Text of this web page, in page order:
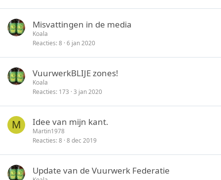
Misvattingen in de media
Koala
Reacties 8 6 jan 2020
VuurwerkBLIJE zones!
Koala
Reacties 173 3 jan 2020
M Idee van mijn kant.
Martin1978
Reacties 8 8 dec 2019
Update van de Vuurwerk Federatie